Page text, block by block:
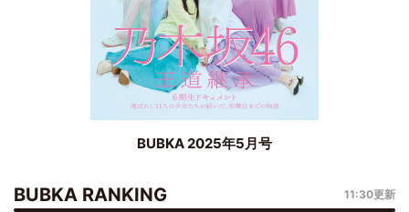
BUBKA 2025年5月号
BUBKA RANKING 11:30更新